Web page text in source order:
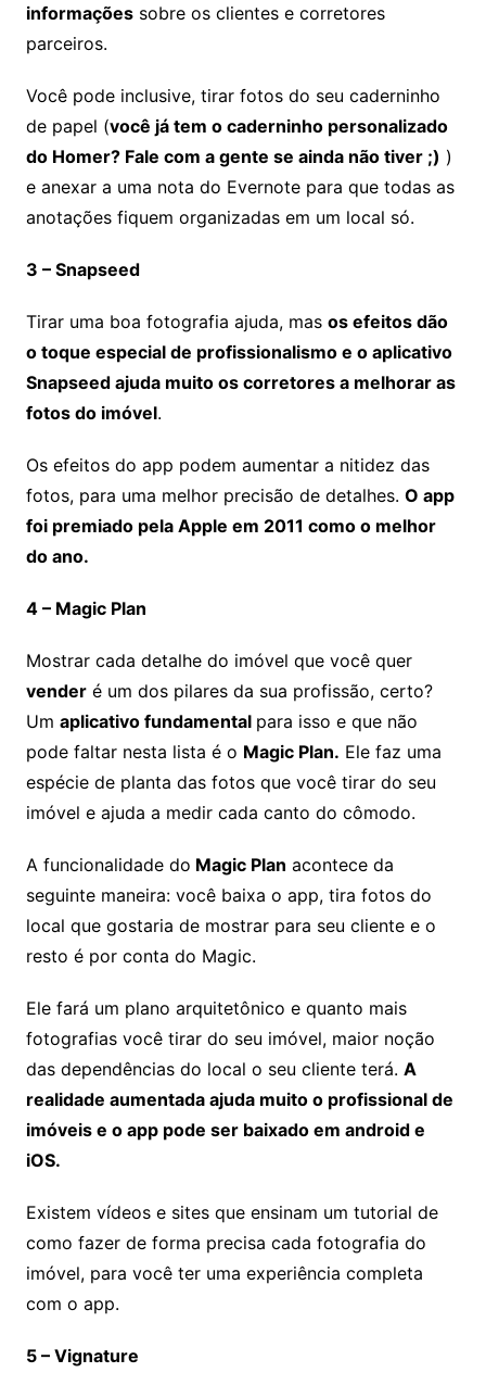
informaçõessobre os clientes e corretores
parceiros.
Você pode inclusive, tirar fotos do seu caderninho
de papel (você já tem o caderninho personalizado
do Homer? Fale com a gente se ainda não tiver ;) )
e anexar a uma nota do Evernote para que todas as
anotações fiquem organizadas em um local só.
3 – Snapseed
Tirar uma boa fotografia ajuda, mas os efeitos dão
o toque especial de profissionalismo e o aplicativo
Snapseed ajuda muito os corretores a melhorar as
fotos do imóvel.
Os efeitos do app podem aumentar a nitidez das
fotos, para uma melhor precisão de detalhes. O app
foi premiado pela Apple em 2011 como o melhor
do ano.
4 – Magic Plan
Mostrar cada detalhe do imóvel que você quer
venderé um dos pilares da sua profissão, certo?
Um aplicativo fundamental para isso e que não
pode faltar nesta lista é o Magic Plan. Ele faz uma
espécie de planta das fotos que você tirar do seu
imóvel e ajuda a medir cada canto do cômodo.
A funcionalidade do Magic Plan acontece da
seguinte maneira: você baixa o app, tira fotos do
local que gostaria de mostrar para seu cliente e o
resto é por conta do Magic.
Ele fará um plano arquitetônico e quanto mais
fotografias você tirar do seu imóvel, maior noção
das dependências do local o seu cliente terá. A
realidade aumentada ajuda muito o profissional de
imóveis e o app pode ser baixado em android e
iOS.
Existem vídeos e sites que ensinam um tutorial de
como fazer de forma precisa cada fotografia do
imóvel, para você ter uma experiência completa
com o app.
5 – Vignature